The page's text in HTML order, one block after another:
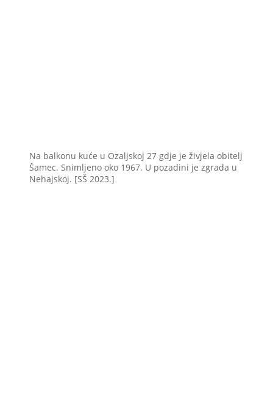
Na balkonu kuće u Ozaljskoj 27 gdje je živjela obitelj
Šamec. Snimljeno oko 1967. U pozadini je zgrada u
Nehajskoj. [SŠ 2023.]